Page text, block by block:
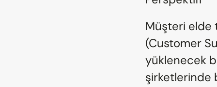
Müşteri elde
(Customer
yüklenecek
şirketlerinde